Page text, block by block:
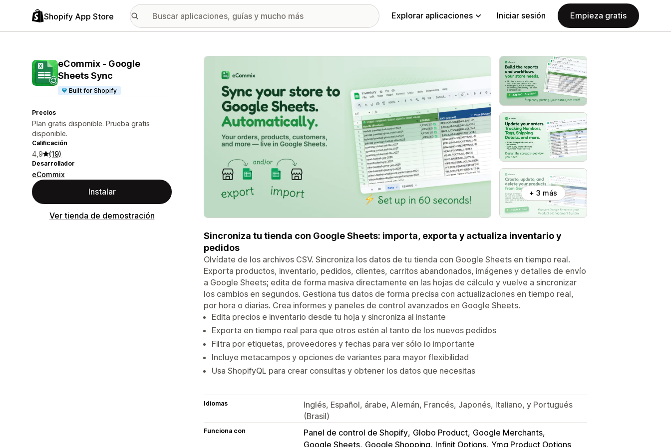
Shopify App Store Explorar aplicaciones Iniciar sesión Empieza gratis
eCommix ‑ Google
Sheets Sync
Built for Shopify
Precios
Plan gratis disponible. Prueba gratis
disponible.
Calificación
4,9 (19)
Desarrollador
eCommix
Instalar
Ver tienda de demostración
Galería de imágenes destacadas
+ 3 más
Sincroniza tu tienda con Google Sheets: importa, exporta y actualiza inventario y
pedidos
Olvídate de los archivos CSV. Sincroniza los datos de tu tienda con Google Sheets en tiempo real.
Exporta productos, inventario, pedidos, clientes, carritos abandonados, imágenes y detalles de envío
a Google Sheets; edita de forma masiva directamente en las hojas de cálculo y vuelve a sincronizar
los cambios en segundos. Gestiona tus datos de forma precisa con actualizaciones en tiempo real,
por hora o diarias. Crea informes y paneles de control avanzados en Google Sheets.
Edita precios e inventario desde tu hoja y sincroniza al instante
Exporta en tiempo real para que otros estén al tanto de los nuevos pedidos
Filtra por etiquetas, proveedores y fechas para ver sólo lo importante
Incluye metacampos y opciones de variantes para mayor flexibilidad
Usa ShopifyQL para crear consultas y obtener los datos que necesitas
Idiomas
Inglés, Español, árabe, Alemán, Francés, Japonés, Italiano, y Portugués
(Brasil)
Funciona con Panel de control de Shopify Globo Product Google Merchants
Google Sheets Google Shopping Infinit Options Ymq Product Options